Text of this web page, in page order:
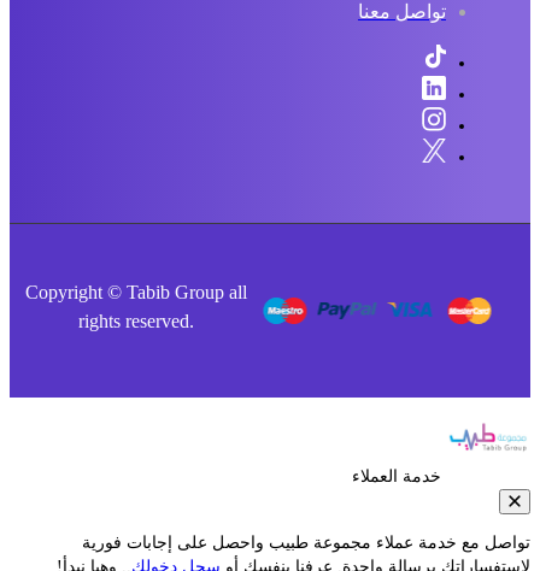
تواصل معنا
Copyright © Tabib Group all
rights reserved.
خدمة العملاء
مع خدمة عملاء مجموعة طبيب واحصل على إجابات فورية
برسالة واحدة. عرفنا بنفسك أوسجل دخولك.. وهيا نبدأ!